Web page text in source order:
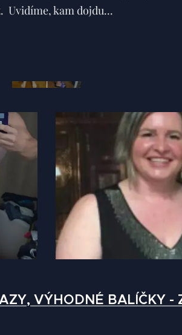
Uvidíme, kam dojdu...
VÝHODNÉ BALÍČKY -